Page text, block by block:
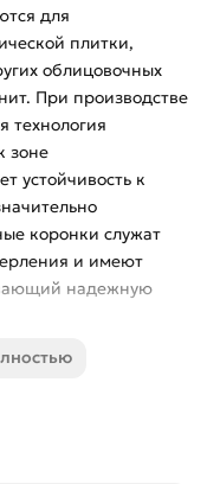
для
плитки,
облицовочных
При производстве
технология
зоне
устойчивость к
коронки служат
и имеют
надежную
мм средний ресурс